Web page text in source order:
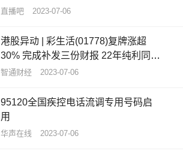
直播吧 2023-07-06
港股异动 | 彩生活(01778)复牌涨超
30% 完成补发三份财报 22年纯利同比
增长77.61%
智通财经 2023-07-06
95120全国疾控电话流调专用号码启
用
华声在线 2023-07-06